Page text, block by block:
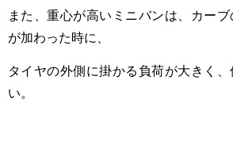
また、重心が高いミニバンは、カー
が加わった時に、
タイヤの外側に掛かる負荷が大きく
い。